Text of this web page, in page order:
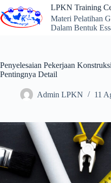
to
content
LPKN Training
Materi Pelatihan
Dalam Bentuk
Penyelesaian Pekerjaan
Pentingnya Detail
Admin LPKN 11